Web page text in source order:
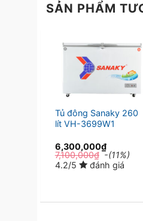
SẢN PHẨM
Tủ đông Sanaky 260
lít VH-3699W1
6,300,000₫
7,100,000₫ -(11%)
4.2/5
đánh giá